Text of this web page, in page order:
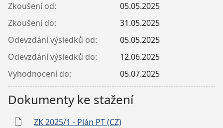
Zkoušení od:
05.05.2025
Zkoušení do:
31.05.2025
Odevzdání výsledků od:
05.05.2025
Odevzdání výsledků do:
12.06.2025
Vyhodnocení do:
05.07.2025
Dokumenty ke stažení
ZK 2025/1 - Plán PT (CZ)